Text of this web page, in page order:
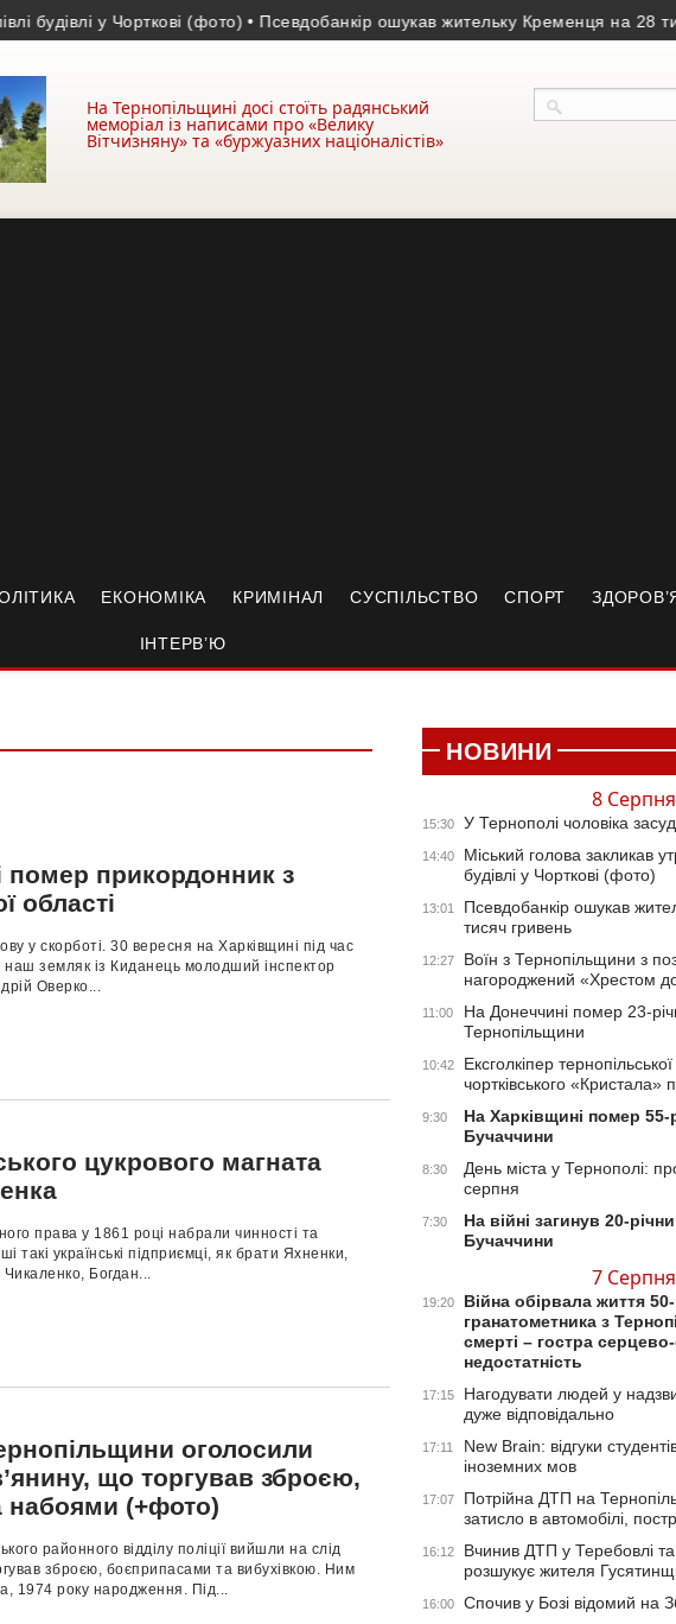
у Чорткові (фото) • Псевдобанкір ошукав жительку Кременця на 28 тисяч
На Тернопільщині досі стоїть радянський
меморіал із написами про «Велику
Вітчизняну» та «буржуазних націоналістів»
ЕКОНОМІКА КРИМІНАЛ СУСПІЛЬСТВО СПОРТ
ІНТЕРВ’Ю
помер прикордонник з
області
у скорботі. 30 вересня на Харківщині під час
наш земляк із Киданець молодший інспектор
Оверко...
цукрового магната
права у 1861 році набрали чинності та
такі українські підприємці, як брати Яхненки,
Богдан...
оголосили
що торгував зброєю,
набоями (+фото)
районного відділу поліції вийшли на слід
зброєю, боєприпасами та вибухівкою. Ним
1974 року народження. Під...
НОВИНИ
8 Серпня
15:30 У Тернополі чоловіка
14:40
Міський голова закликав
будівлі у Чорткові (фото)
13:01
Псевдобанкір ошукав
тисяч гривень
12:27
Воїн з Тернопільщини з
нагороджений «Хрестом
11:00
На Донеччині помер 23-
Тернопільщини
10:42
Ексголкіпер
чортківського «Кристала»
9:30
На Харківщині помер 55-
Бучаччини
8:30
День міста у Тернополі:
серпня
7:30
На війні загинув 20-
Бучаччини
7 Серпня
19:20
Війна обірвала життя 50-
гранатометника з
смерті – гостра
недостатність
17:15
Нагодувати людей у
дуже відповідально
17:11
New Brain: відгуки
іноземних мов
17:07
Потрійна ДТП на
затисло в автомобілі,
16:12
Вчинив ДТП у Теребовлі та
розшукує жителя
16:00 Спочив у Бозі відомий на